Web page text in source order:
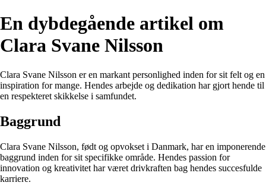
En dybdegående artikel om
Clara Svane Nilsson
Clara Svane Nilsson er en markant personlighed inden for sit felt og en
inspiration for mange. Hendes arbejde og dedikation har gjort hende til
en respekteret skikkelse i samfundet.
Baggrund
Clara Svane Nilsson, født og opvokset i Danmark, har en imponerende
baggrund inden for sit specifikke område. Hendes passion for
innovation og kreativitet har været drivkraften bag hendes succesfulde
karriere.